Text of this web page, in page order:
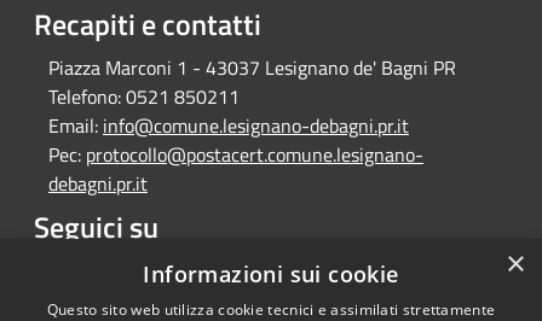
Recapiti e contatti
Piazza Marconi 1 - 43037 Lesignano de' Bagni PR
Telefono:0521 850211
Email: info@comune.lesignano-debagni.pr.it
Pec: protocollo@postacert.comune.lesignano-
debagni.pr.it
Seguici su
Facebook ×
Informazioni sui cookie
Questo sito web utilizza cookie tecnici e assimilati strettamente